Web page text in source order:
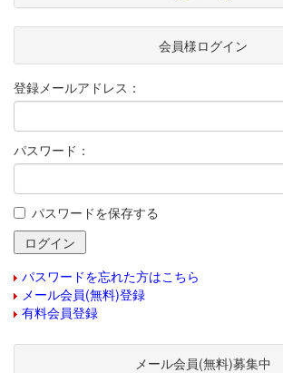
会員様ログイン
登録メールアドレス：
パスワード：
パスワードを保存する
パスワードを忘れた方はこちら
メール会員(無料)登録
有料会員登録
メール会員(無料)募集中